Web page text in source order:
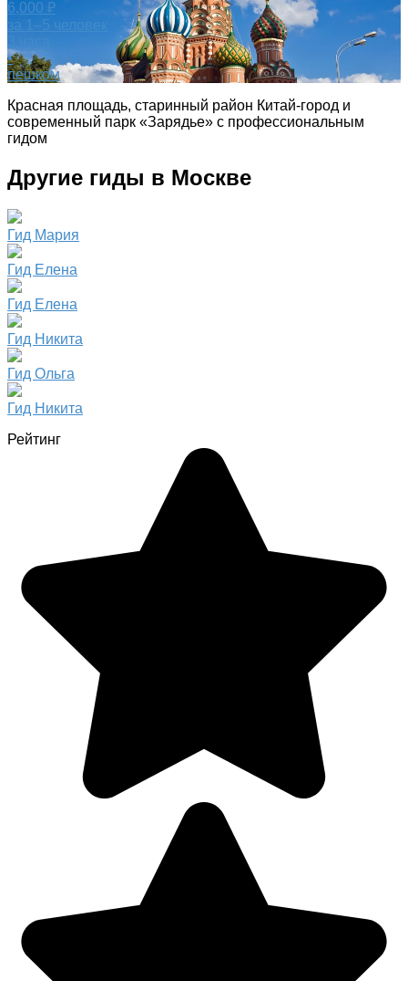
6,000 ₽
за 1–5 человек
•
пешком
Красная площадь, старинный район Китай-город и
современный парк «Зарядье» с профессиональным
гидом
Другие гиды в Москве
Гид Мария
Гид Елена
Гид Елена
Гид Никита
Гид Ольга
Гид Никита
Рейтинг